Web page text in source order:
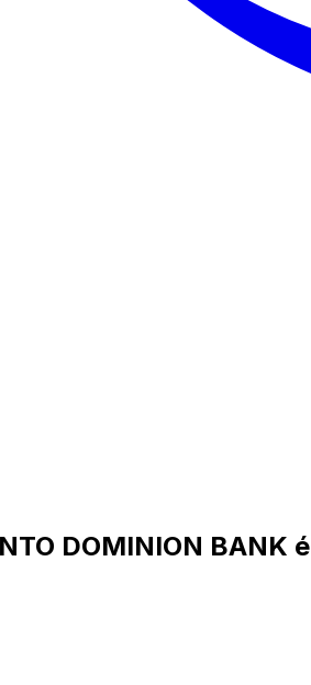
DOMINION BANK é